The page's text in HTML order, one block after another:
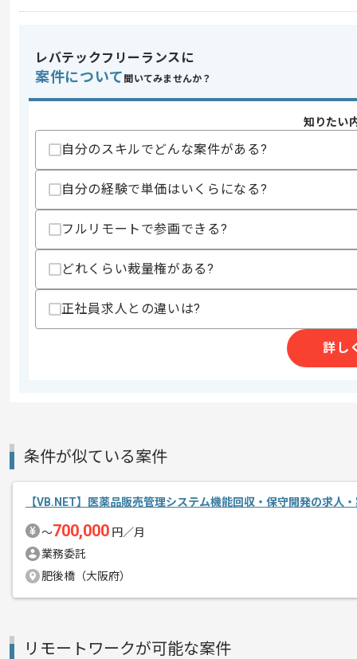
・会計系の作業に関する知見
・情シスでの参画経験
スキルに不安がある方へ
上記に似た経験やスキルをお持ちであれば申
精算・お支払い
支払いサイト
商談回数
1回
エージェントからのコ
メント
週5日常駐での作業を想定しております
レバテックフリーランスに
案件について 聞いてみませんか？
知りたい
自分のスキルでどんな案件がある?
自分の経験で単価はいくらになる?
フルリモートで参画できる?
どれくらい裁量権がある?
正社員求人との違いは?
詳し
条件が似ている案件
【VB.NET】医薬品販売管理システム機能回収・保守開発の求人
〜700,000 円／月
業務委託
肥後橋（大阪府）
リモートワークが可能な案件